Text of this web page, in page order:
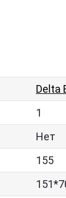
Delta
1
Нет
155